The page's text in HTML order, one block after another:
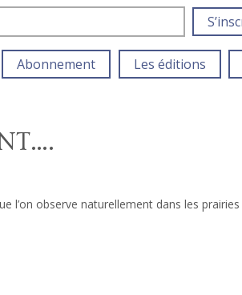
Abonnement Les éditions
observe naturellement dans les